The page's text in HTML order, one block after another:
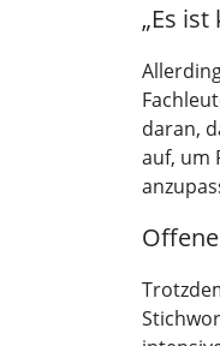
„Es
daran,
auf, um